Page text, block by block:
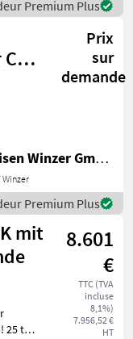
Premium Plus
Prix
sur
demande
Raiffeisen Winzer GmbH Kies und Landtechnik
Winzer
Premium Plus
mit
8.601
€
TTC (TVA
incluse
8,1%)
7.956,52 €
HT
25 t